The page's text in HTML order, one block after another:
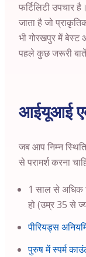
फर्टिलिटी उपचार
जाता है जो
भी गोरखपुर में
पहले कुछ जरूरी
आईयूआई
जब आप निम्न
से परामर्श करना
1 साल से अधिक
हो (उम्र 35 से
पीरियड्स
पुरुष में स्पर्म